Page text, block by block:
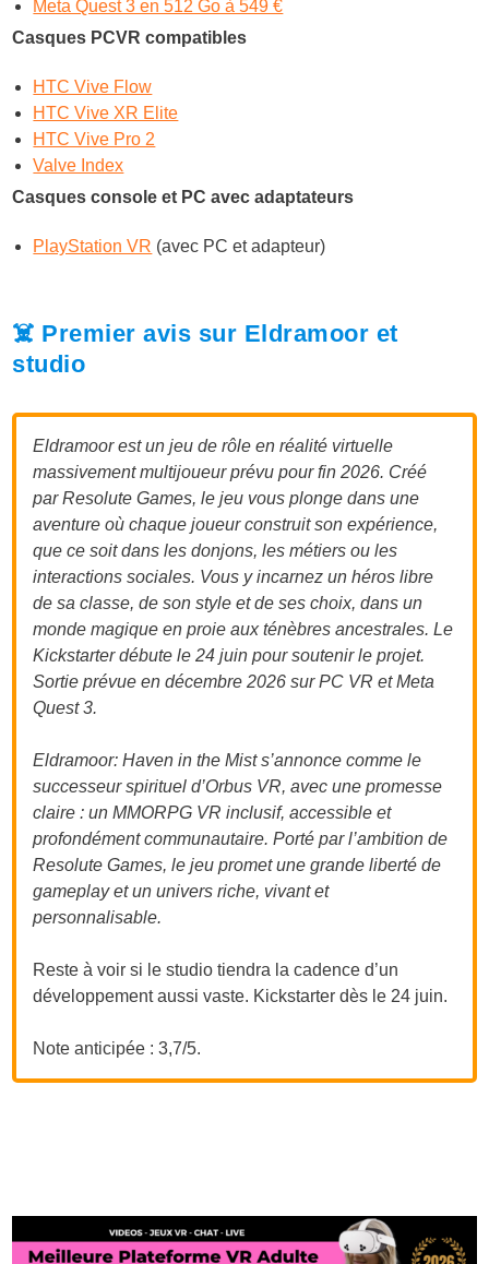
Meta Quest 3 en 512 Go à 549 €
Casques PCVR compatibles
HTC Vive Flow
HTC Vive XR Elite
HTC Vive Pro 2
Valve Index
Casques console et PC avec adaptateurs
PlayStation VR (avec PC et adapteur)
☠️ Premier avis sur Eldramoor et
studio
Eldramoor est un jeu de rôle en réalité virtuelle
massivement multijoueur prévu pour fin 2026. Créé
par Resolute Games, le jeu vous plonge dans une
aventure où chaque joueur construit son expérience,
que ce soit dans les donjons, les métiers ou les
interactions sociales. Vous y incarnez un héros libre
de sa classe, de son style et de ses choix, dans un
monde magique en proie aux ténèbres ancestrales. Le
Kickstarter débute le 24 juin pour soutenir le projet.
Sortie prévue en décembre 2026 sur PC VR et Meta
Quest 3.
Eldramoor: Haven in the Mist s’annonce comme le
successeur spirituel d’Orbus VR, avec une promesse
claire : un MMORPG VR inclusif, accessible et
profondément communautaire. Porté par l’ambition de
Resolute Games, le jeu promet une grande liberté de
gameplay et un univers riche, vivant et
personnalisable.
Reste à voir si le studio tiendra la cadence d’un
développement aussi vaste. Kickstarter dès le 24 juin.
Note anticipée : 3,7/5.